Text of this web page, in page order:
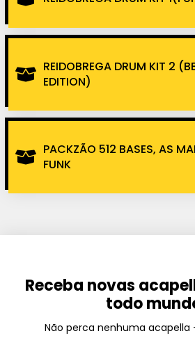
REIDOBREGA DRUM KIT 2
EDITION)
PACKZÃO 512 BASES, AS
FUNK
Receba novas
todo
Não perca nenhuma